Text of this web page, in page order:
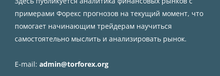
примерами Форекс прогнозов на текущий момент, что
помогает начинающим трейдерам научиться
самостоятельно мыслить и анализировать рынок.
E-mail: admin@torforex.org